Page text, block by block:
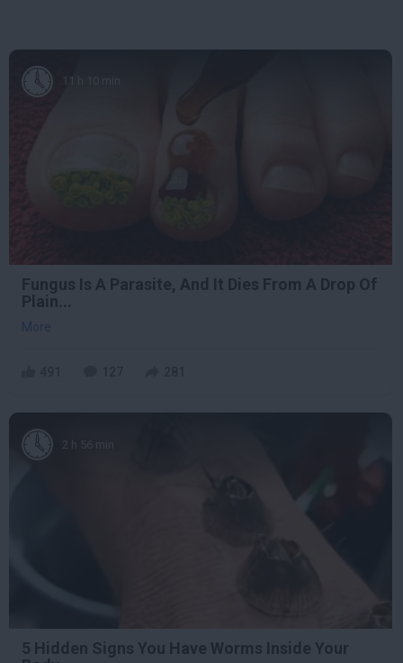
11 h 10 min
Fungus Is A Parasite, And It Dies From A Drop Of
Plain...
More
2 h 56 min
5 Hidden Signs You Have Worms Inside Your